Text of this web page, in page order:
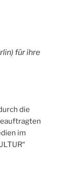
für ihre
die
im